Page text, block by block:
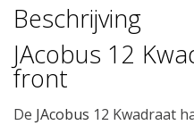
Beschrijving
JAcobus 12
front
De JAcobus 12 Kwadraat